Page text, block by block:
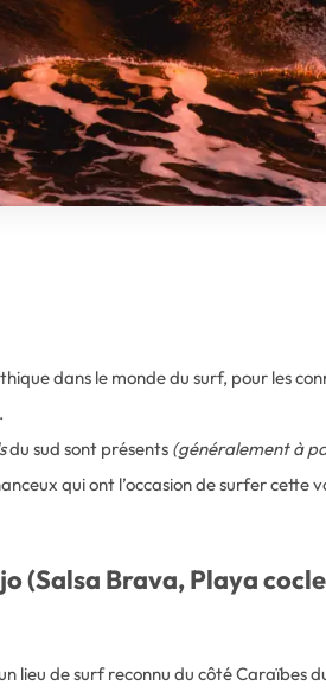
dans le monde du surf, pour les
du sud sont présents (généralement à
qui ont l’occasion de surfer cette
(Salsa Brava, Playa
lieu de surf reconnu du côté Caraïbes